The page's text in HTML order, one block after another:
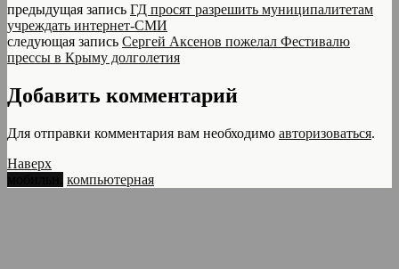
предыдущая запись ГД просят разрешить муниципалитетам
учреждать интернет-СМИ
следующая запись Сергей Аксенов пожелал Фестивалю
прессы в Крыму долголетия
Добавить комментарий
Для отправки комментария вам необходимо авторизоваться.
Наверх
компьютерная